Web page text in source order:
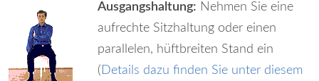
Ausgangshaltung: Nehmen Sie eine
aufrechte Sitzhaltung oder einen
parallelen, hüftbreiten Stand ein
( Details dazu finden Sie unter diesem